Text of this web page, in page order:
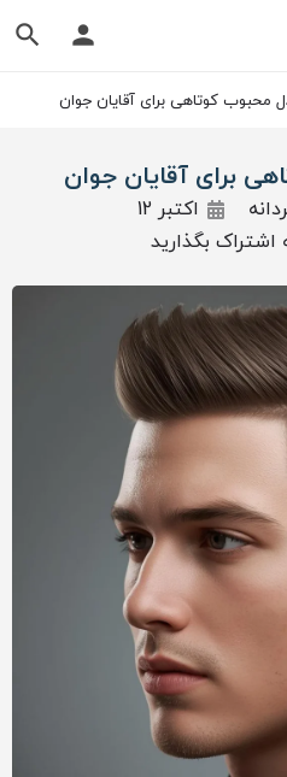
اکتبر 12
بگذارید